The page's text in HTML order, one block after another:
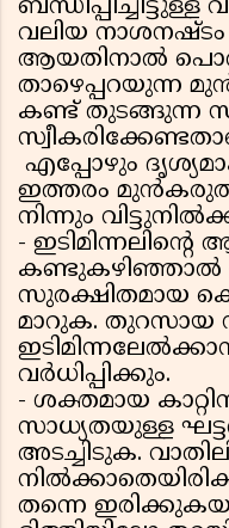
വലിയ
ആയതിനാല്‍
താഴെപ്പറയുന്ന
കണ്ട് തുടങ്ങുന്ന
എപ്പോഴും
ഇത്തരം
നിന്നും
-
കണ്ടുകഴിഞ്ഞാല്‍
സുരക്ഷിതമായ
മാറുക. തുറസായ
വര്‍ധിപ്പിക്കും.
- ശക്തമായ
സാധ്യതയുള്ള
അടച്ചിടുക.
തന്നെ